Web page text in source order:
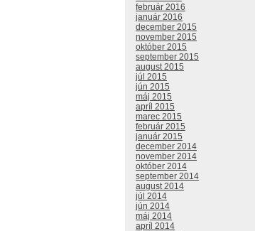
február 2016
január 2016
december 2015
november 2015
október 2015
september 2015
august 2015
júl 2015
jún 2015
máj 2015
apríl 2015
marec 2015
február 2015
január 2015
december 2014
november 2014
október 2014
september 2014
august 2014
júl 2014
jún 2014
máj 2014
apríl 2014